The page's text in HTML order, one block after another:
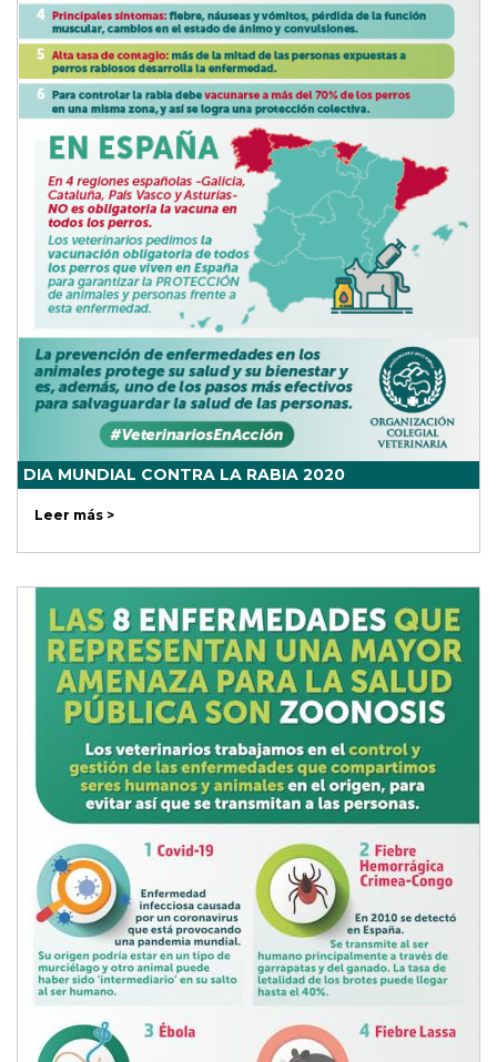
DIA MUNDIAL CONTRA LA RABIA 2020
Leer más >